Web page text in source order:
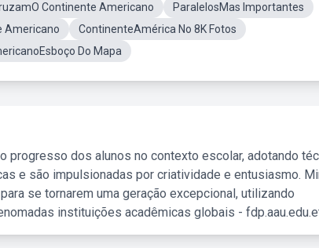
Continente Americano
ParalelosMas Importantes
Americano
ContinenteAmérica No 8K Fotos
Do Mapa
progresso dos alunos no contexto escolar, adotando
e são impulsionadas por criatividade e entusiasmo.
se tornarem uma geração excepcional, utilizando
instituições acadêmicas globais -